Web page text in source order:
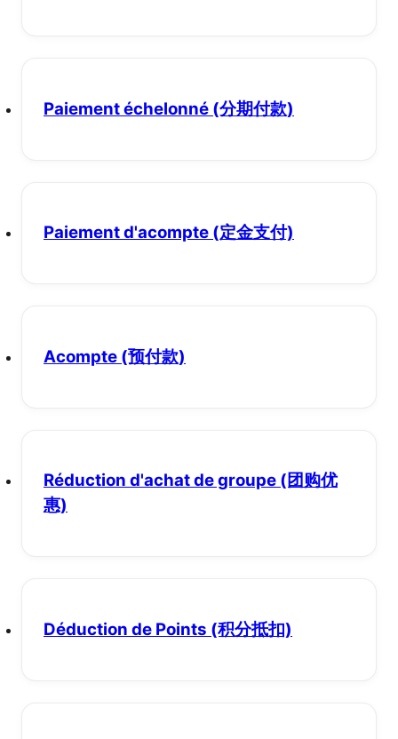
Paiement échelonné (分期付款)
Paiement d'acompte (定金支付)
Acompte (预付款)
Réduction d'achat de groupe (团购优
惠)
Déduction de Points (积分抵扣)